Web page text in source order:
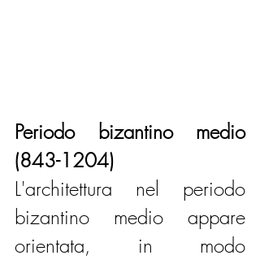
Periodo bizantino medio
(843-1204)
L'architettura nel periodo
bizantino medio appare
orientata, in modo